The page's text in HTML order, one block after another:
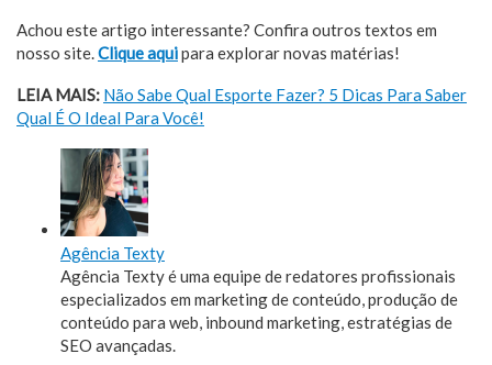
Achou este artigo interessante? Confira outros textos em
nosso site.Clique aquipara explorar novas matérias!
LEIA MAIS: Não Sabe Qual Esporte Fazer? 5 Dicas Para Saber
Qual É O Ideal Para Você!
Agência Texty
Agência Texty é uma equipe de redatores profissionais
especializados em marketing de conteúdo, produção de
conteúdo para web, inbound marketing, estratégias de
SEO avançadas.